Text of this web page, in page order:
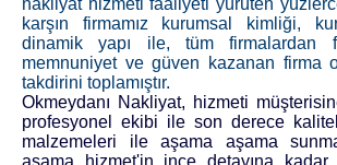
nakliyat hizmeti faaliyeti yürüten
karşın firmamız kurumsal kimliği,
dinamik yapı ile, tüm firmalardan
memnuniyet ve güven kazanan firma
takdirini toplamıştır.
Okmeydanı Nakliyat, hizmeti
profesyonel ekibi ile son derece
malzemeleri ile aşama aşama